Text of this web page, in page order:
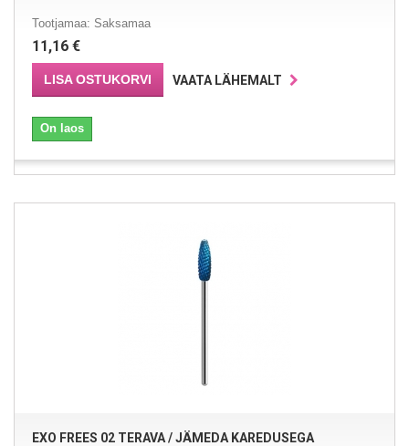
Tootjamaa: Saksamaa
11,16 €
LISA OSTUKORVI VAATA LÄHEMALT
On laos
EXO FREES 02 TERAVA / JÄMEDA KAREDUSEGA